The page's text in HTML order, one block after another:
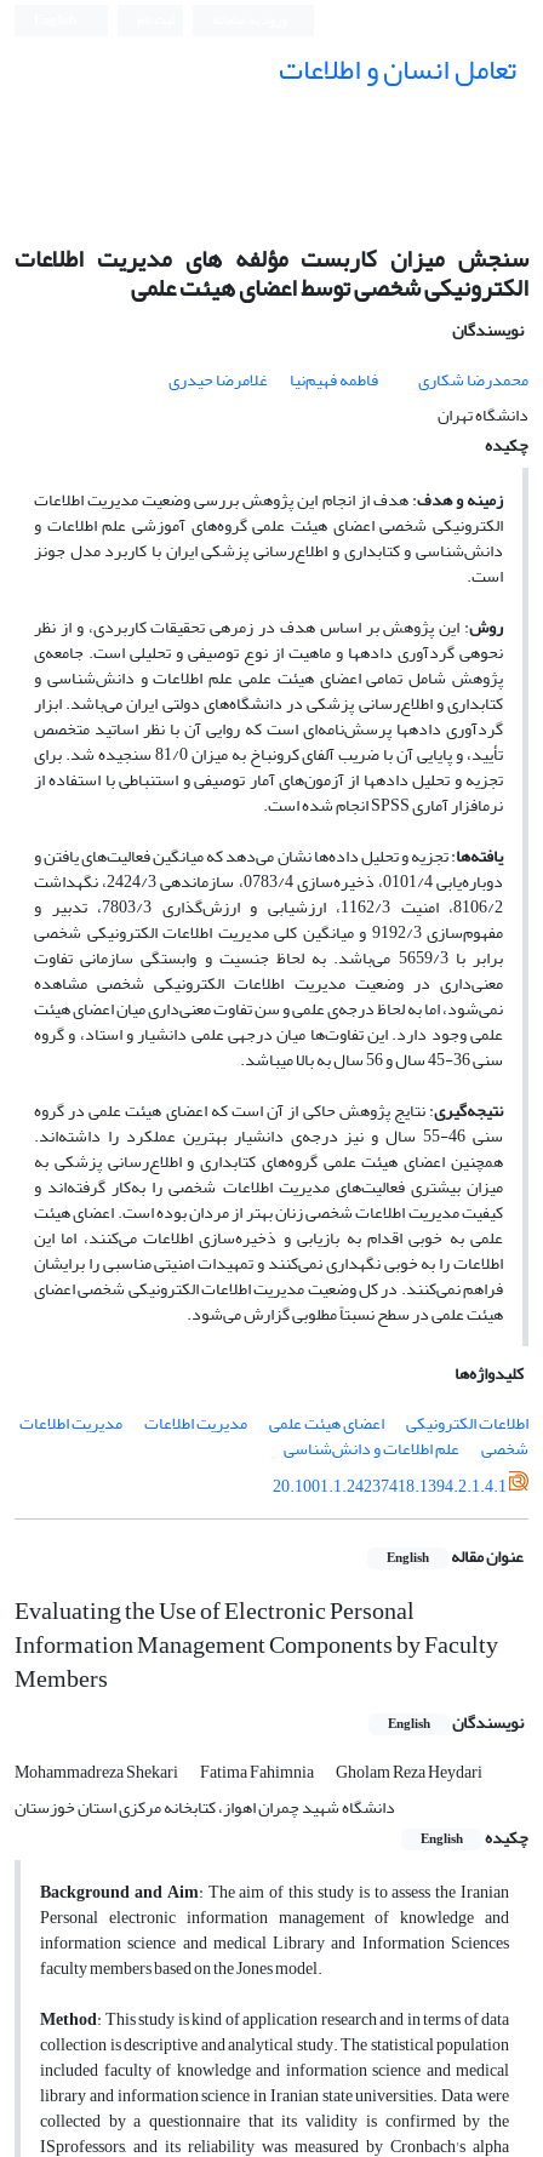
تعامل انسان و اطلاعات
سنجش میزان کاربست مؤلفه های مدیریت اطلاعات
الکترونیکی شخصی توسط اعضای هیئت علمی
نویسندگان
محمدرضا شکاری
فاطمه فهیم‌نیا
غلامرضا حیدری
دانشگاه تهران
چکیده
زمینه و هدف: هدف از انجام این پژوهش بررسی وضعیت مدیریت اطلاعات
الکترونیکی شخصی اعضای هیئت علمی گروه‌های آموزشی علم اطلاعات و
دانش‌شناسی و کتابداری و اطلاع‌رسانی پزشکی ایران با کاربرد مدل جونز
است.
روش: این پژوهش بر اساس هدف در زمره­ی تحقیقات کاربردی، و از نظر
نحوه­ی گردآوری داده­ها و ماهیت از نوع توصیفی و تحلیلی است. جامعه‌ی
پژوهش شامل تمامی اعضای هیئت علمی علم اطلاعات و دانش‌شناسی و
کتابداری و اطلاع‌رسانی پزشکی در دانشگاه‌های دولتی ایران می‌باشد. ابزار
گردآوری داده­ها پرسش‌نامه‌ای است که روایی آن با نظر اساتید متخصص
تأیید، و پایایی آن با ضریب آلفای کرونباخ به میزان 81/0 سنجیده شد. برای
تجزیه و تحلیل داده­ها از آزمون‌های آمار توصیفی و استنباطی با استفاده از
نرم­افزار آماریSPSSانجام شده است.
یافته‌ها: تجزیه و تحلیل داده‌ها نشان می‌دهد که میانگین فعالیت‌های یافتن و
دوباره‌یابی 0101/4، ذخیره‌سازی 0783/4، سازماندهی 2424/3، نگهداشت
8106/2، امنیت 1162/3، ارزشیابی و ارزش‌گذاری 7803/3، تدبیر و
مفهوم‌سازی 9192/3 و میانگین کلی مدیریت اطلاعات الکترونیکی شخصی
برابر با 5659/3 می‌باشد. به لحاظ جنسیت و وابستگی سازمانی تفاوت
معنی‌داری در وضعیت مدیریت اطلاعات الکترونیکی شخصی مشاهده
نمی‌شود، اما به لحاظ درجه‌ی علمی و سن تفاوت معنی‌داری میان اعضای هیئت
علمی وجود دارد. این تفاوت‌ها میان درجه­ی علمی دانشیار و استاد، و گروه
سنی 36-45 سال و 56 سال به بالا می­باشد.
نتیجه‌گیری: نتایج پژوهش حاکی از آن است که اعضای هیئت علمی در گروه
سنی 46-55 سال و نیز درجه‌ی دانشیار بهترین عملکرد را داشته‌اند.
همچنین اعضای هیئت علمی گروه‌های کتابداری و اطلاع‌رسانی پزشکی به
میزان بیشتری فعالیت‌های مدیریت اطلاعات شخصی را به‌کار گرفته‌اند و
کیفیت مدیریت اطلاعات شخصی زنان بهتر از مردان بوده است. اعضای هیئت
علمی به خوبی اقدام به بازیابی و ذخیره‌سازی اطلاعات می‌کنند، اما این
اطلاعات را به خوبی نگهداری نمی‌کنند و تمهیدات امنیتی مناسبی را برایشان
فراهم نمی‌کنند. در کل وضعیت مدیریت اطلاعات الکترونیکی شخصی اعضای
هیئت علمی در سطح نسبتاً مطلوبی گزارش می‌شود.
کلیدواژه‌ها
اطلاعات الکترونیکی
اعضای هیئت علمی مدیریت اطلاعات مدیریت اطلاعات
شخصی
علم اطلاعات و دانش‌شناسی
20.1001.1.24237418.1394.2.1.4.1
عنوان مقاله English
Evaluating the Use of Electronic Personal
Information Management Components by Faculty
Members
نویسندگان English
Mohammadreza Shekari Fatima Fahimnia
Gholam Reza Heydari
دانشگاه شهید چمران اهواز، کتابخانه مرکزی استان خوزستان
چکیده
English
Background and Aim: The aim of this study is to assess the Iranian
Personal electronic information management of knowledge and
information science and medical Library and Information Sciences
faculty members based on the Jones model.
Method: This study is kind of application research and in terms of data
collection is descriptive and analytical study. The statistical population
included faculty of knowledge and information science and medical
library and information science in Iranian state universities. Data were
collected by a questionnaire that its validity is confirmed by the
ISprofessors, and its reliability was measured by Cronbach's alpha